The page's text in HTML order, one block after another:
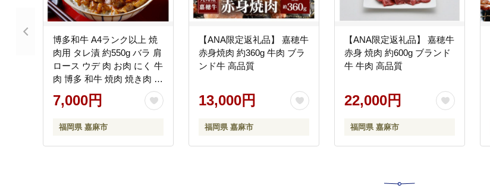
博多和牛 A4ランク以上 焼
肉用 タレ漬 約550g バラ 肩
ロース ウデ 肉 お肉 にく 牛
肉 博多 和牛 焼肉 焼き肉 タ
レ 漬け込み タレ漬け 味付
け肉 小分け 冷凍
7,000円
福岡県 嘉麻市
【ANA限定返礼品】 嘉穂牛
赤身焼肉 約360g 牛肉 ブラ
ンド牛 高品質
13,000円
福岡県 嘉麻市
【ANA限定返礼品】 嘉穂牛
赤身 焼肉 約600g ブランド
牛 牛肉 高品質
22,000円
福岡県 嘉麻市